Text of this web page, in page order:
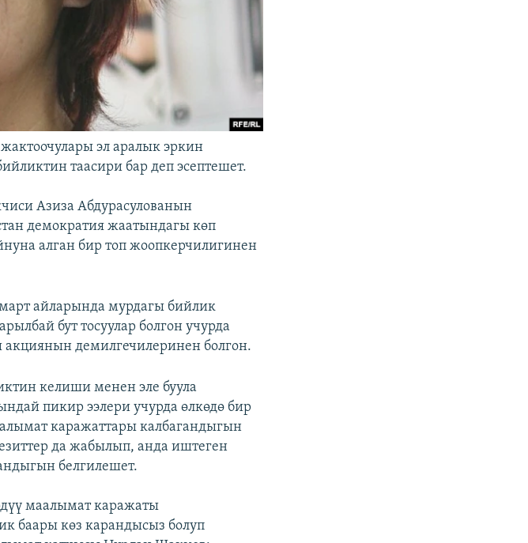
эл аралык эркин
таасири бар деп эсептешет.
Азиза Абдурасулованын
демократия жаатындагы көп
алган бир топ жоопкерчилигинен
айларында мурдагы бийлик
бут тосуулар болгон учурда
акциянын демилгечилеринен болгон.
келиши менен эле буула
пикир ээлери учурда өлкөдө бир
каражаттары калбагандыгын
да жабылып, анда иштеген
белгилешет.
маалымат каражаты
баары көз карандысыз болуп